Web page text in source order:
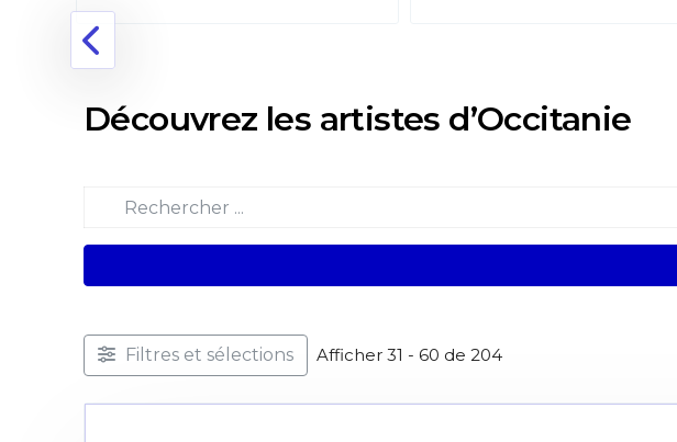
Découvrez les artistes d’Occitanie
Filtres et sélections Afficher 31 - 60 de 204